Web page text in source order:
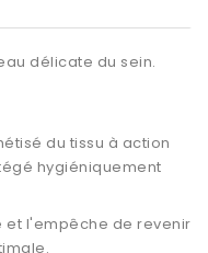
délicate du sein.
du tissu à action
hygiéniquement
l'empêche de revenir